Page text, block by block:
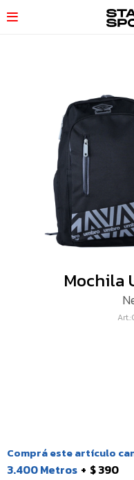

Mochila
Comprá este artículo
3.400 Metros $ 390